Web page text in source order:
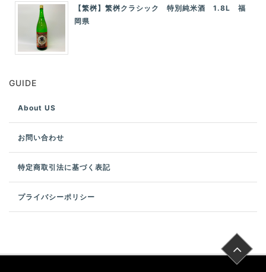
【繁桝】繁桝クラシック 特別純米酒 1.8L 福
岡県
GUIDE
About US
お問い合わせ
特定商取引法に基づく表記
プライバシーポリシー